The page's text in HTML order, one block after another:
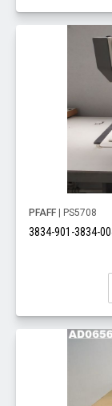
PFAFF | PS5708
3834-901-3834-